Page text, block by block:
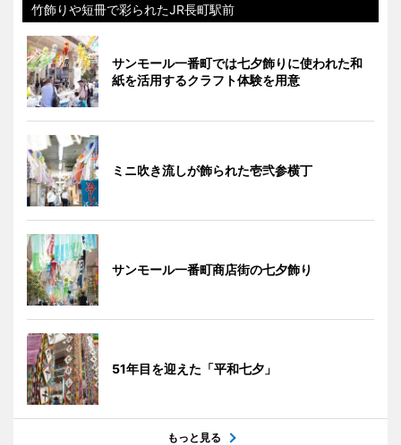
竹飾りや短冊で彩られたJR長町駅前
サンモール一番町では七夕飾りに使われた和
紙を活用するクラフト体験を用意
ミニ吹き流しが飾られた壱弐参横丁
サンモール一番町商店街の七夕飾り
51年目を迎えた「平和七夕」
もっと見る